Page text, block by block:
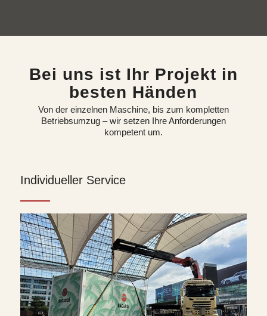
Bei uns ist Ihr Projekt in
besten Händen
Von der einzelnen Maschine, bis zum kompletten
Betriebsumzug – wir setzen Ihre Anforderungen
kompetent um.
Individueller Service